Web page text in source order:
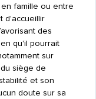
famille ou entre
d'accueillir
des
qu'il pourrait
sur
siège de
et son
doute sur sa